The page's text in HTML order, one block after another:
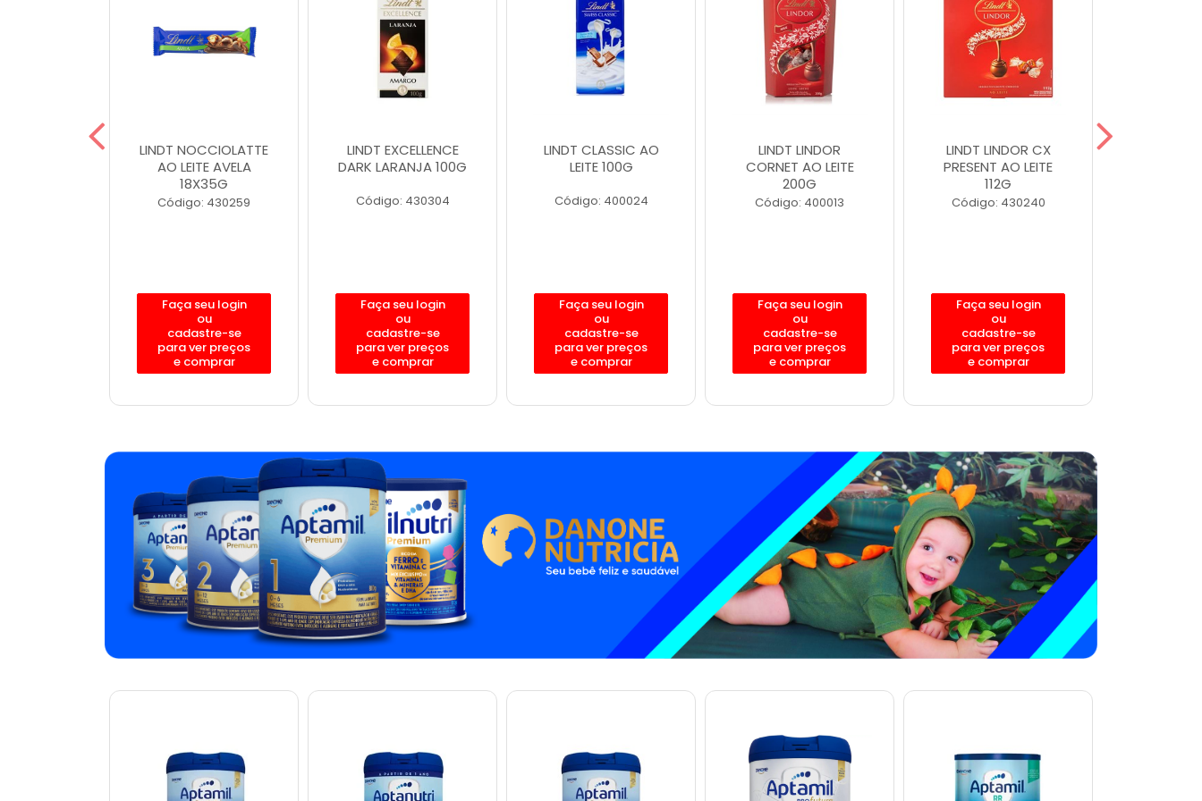
LINDT NOCCIOLATTE
AO LEITE AVELA
18X35G
Código: 430259
Faça seu login
ou
cadastre-se
para ver preços
e comprar
LINDT EXCELLENCE
DARK LARANJA 100G
Código: 430304
Faça seu login
ou
cadastre-se
para ver preços
e comprar
LINDT CLASSIC AO
LEITE 100G
Código: 400024
Faça seu login
ou
cadastre-se
para ver preços
e comprar
LINDT LINDOR
CORNET AO LEITE
200G
Código: 400013
Faça seu login
ou
cadastre-se
para ver preços
e comprar
LINDT LINDOR CX
PRESENT AO LEITE
112G
Código: 430240
Faça seu login
ou
cadastre-se
para ver preços
e comprar